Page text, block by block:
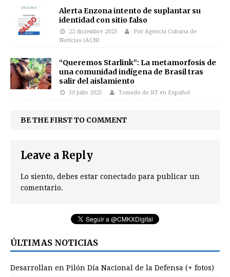
Alerta Enzona intento de suplantar su
identidad con sitio falso
22 diciembre 2023
Por Agencia Cubana de
Noticias (ACN)
“Queremos Starlink”: La metamorfosis de
una comunidad indígena de Brasil tras
salir del aislamiento
30 julio 2025 Tomado de RT en Español
BE THE FIRST TO COMMENT
Leave a Reply
Lo siento, debes estar conectado para publicar un
comentario.
ÚLTIMAS NOTICIAS
Desarrollan en Pilón Día Nacional de la Defensa (+ fotos)